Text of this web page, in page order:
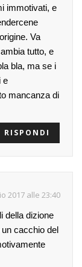
immotivati, e
Va
tutto, e
bla, ma se i
e
mancanza di
RISPONDI
2017 alle 23:40
della dizione
cacchio del